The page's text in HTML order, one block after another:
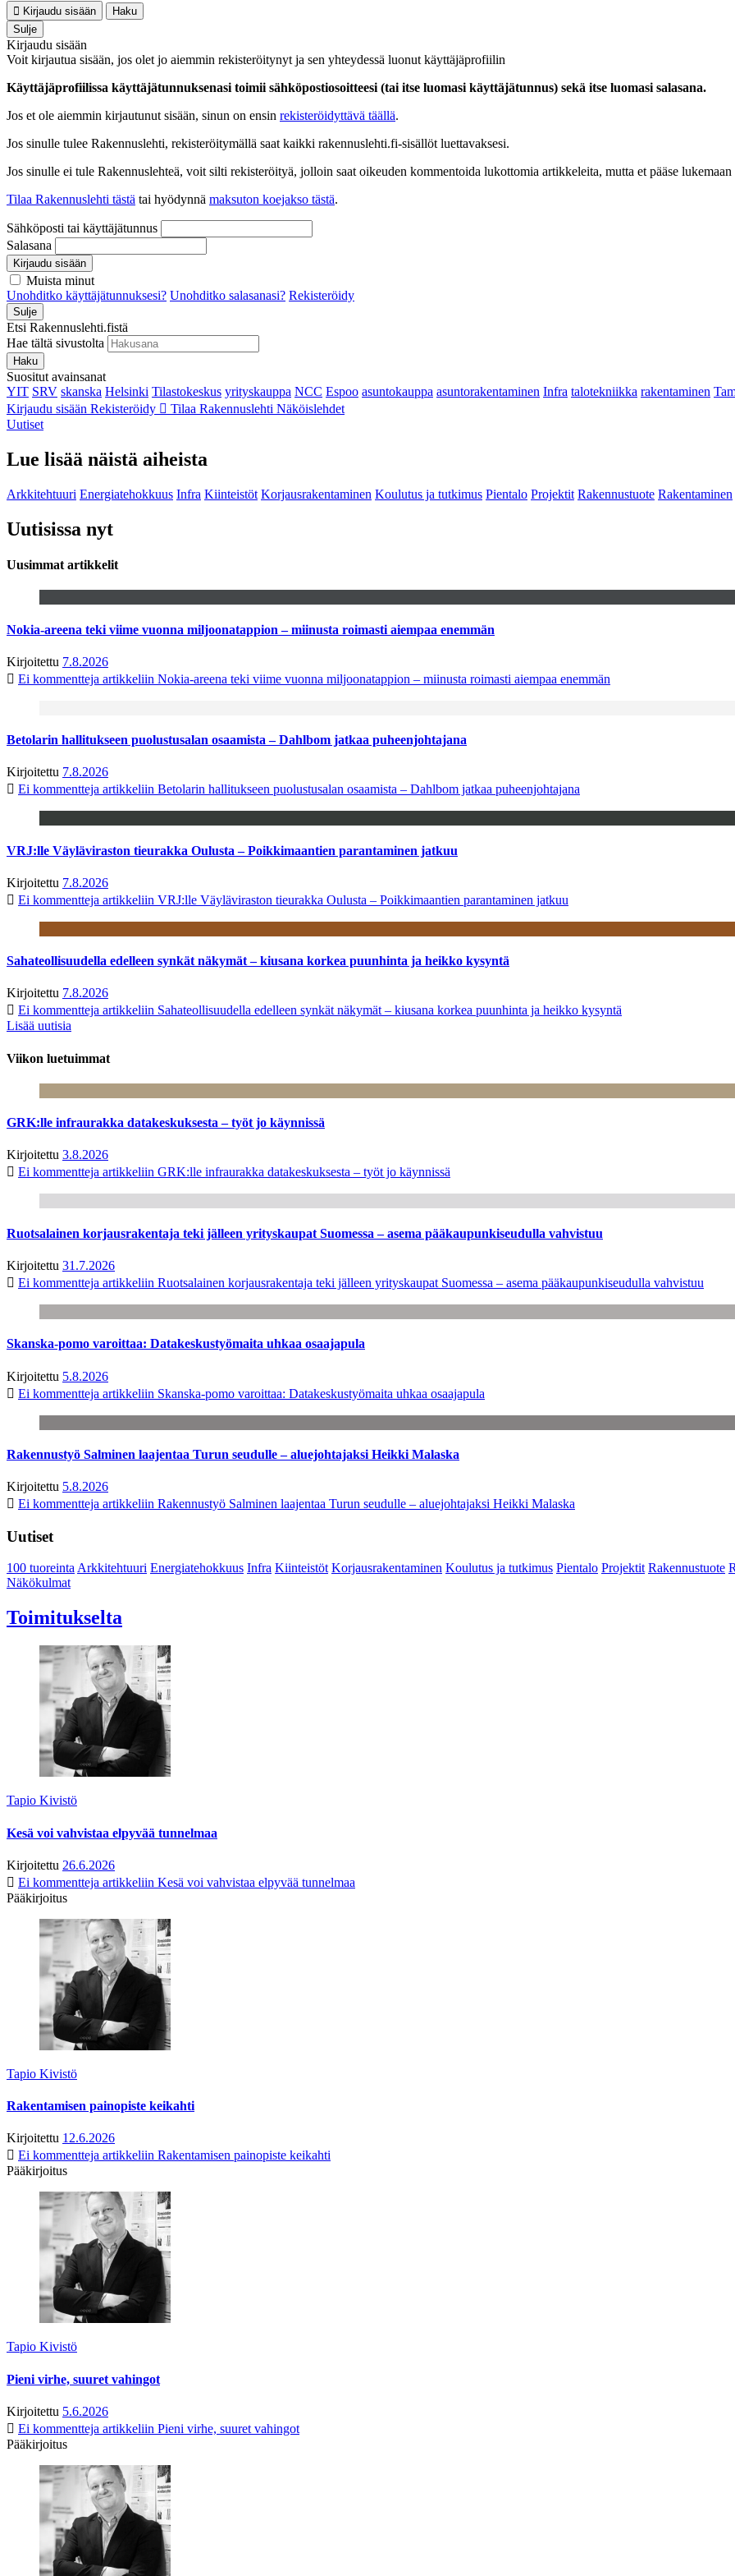
Kirjaudu sisään
Haku
Sulje
Kirjaudu sisään
Voit kirjautua sisään, jos olet jo aiemmin rekisteröitynyt ja sen yhteydessä luonut käyttäjäprofiilin
Käyttäjäprofiilissa käyttäjätunnuksenasi toimii sähköpostiosoitteesi (tai itse luomasi käyttäjätunnus) sekä itse luomasi salasana.
Jos et ole aiemmin kirjautunut sisään, sinun on ensin rekisteröidyttävä täällä.
Jos sinulle tulee Rakennuslehti, rekisteröitymällä saat kaikki rakennuslehti.fi-sisällöt luettavaksesi.
Jos sinulle ei tule Rakennuslehteä, voit silti rekisteröityä, jolloin saat oikeuden kommentoida lukottomia artikkeleita, mutta et pääse
Tilaa Rakennuslehti tästä tai hyödynnä maksuton koejakso tästä.
Sähköposti tai käyttäjätunnus
Salasana
Kirjaudu sisään
Muista minut
Unohditko käyttäjätunnuksesi? Unohditko salasanasi? Rekisteröidy
Sulje
Etsi Rakennuslehti.fistä
Hae tältä sivustolta
Haku
Suositut avainsanat
YIT SRV skanska Helsinki Tilastokeskus yrityskauppa NCC Espoo asuntokauppa asuntorakentaminen Infra talotekniikka rakentaminen
Kirjaudu sisään Rekisteröidy Tilaa Rakennuslehti Näköislehdet
Uutiset
Lue lisää näistä aiheista
Arkkitehtuuri Energiatehokkuus Infra Kiinteistöt Korjausrakentaminen Koulutus ja tutkimus Pientalo Projektit Rakennustuote Rakentaminen
Uutisissa nyt
Uusimmat artikkelit
Nokia-areena teki viime vuonna miljoonatappion – miinusta roimasti aiempaa enemmän
Kirjoitettu 7.8.2026
Ei kommentteja artikkeliin Nokia-areena teki viime vuonna miljoonatappion – miinusta roimasti aiempaa enemmän
Betolarin hallitukseen puolustusalan osaamista – Dahlbom jatkaa puheenjohtajana
Kirjoitettu 7.8.2026
Ei kommentteja artikkeliin Betolarin hallitukseen puolustusalan osaamista – Dahlbom jatkaa puheenjohtajana
VRJ:lle Väyläviraston tieurakka Oulusta – Poikkimaantien parantaminen jatkuu
Kirjoitettu 7.8.2026
Ei kommentteja artikkeliin VRJ:lle Väyläviraston tieurakka Oulusta – Poikkimaantien parantaminen jatkuu
Sahateollisuudella edelleen synkät näkymät – kiusana korkea puunhinta ja heikko kysyntä
Kirjoitettu 7.8.2026
Ei kommentteja artikkeliin Sahateollisuudella edelleen synkät näkymät – kiusana korkea puunhinta ja heikko kysyntä
Lisää uutisia
Viikon luetuimmat
GRK:lle infraurakka datakeskuksesta – työt jo käynnissä
Kirjoitettu 3.8.2026
Ei kommentteja artikkeliin GRK:lle infraurakka datakeskuksesta – työt jo käynnissä
Ruotsalainen korjausrakentaja teki jälleen yrityskaupat Suomessa – asema pääkaupunkiseudulla vahvistuu
Kirjoitettu 31.7.2026
Ei kommentteja artikkeliin Ruotsalainen korjausrakentaja teki jälleen yrityskaupat Suomessa – asema pääkaupunkiseudulla vahvistuu
Skanska-pomo varoittaa: Datakeskustyömaita uhkaa osaajapula
Kirjoitettu 5.8.2026
Ei kommentteja artikkeliin Skanska-pomo varoittaa: Datakeskustyömaita uhkaa osaajapula
Rakennustyö Salminen laajentaa Turun seudulle – aluejohtajaksi Heikki Malaska
Kirjoitettu 5.8.2026
Ei kommentteja artikkeliin Rakennustyö Salminen laajentaa Turun seudulle – aluejohtajaksi Heikki Malaska
Uutiset
100 tuoreintaArkkitehtuuri Energiatehokkuus Infra Kiinteistöt Korjausrakentaminen Koulutus ja tutkimus Pientalo Projektit Rakennustuote
Näkökulmat
Toimitukselta
Tapio Kivistö
Kesä voi vahvistaa elpyvää tunnelmaa
Kirjoitettu 26.6.2026
Ei kommentteja artikkeliin Kesä voi vahvistaa elpyvää tunnelmaa
Pääkirjoitus
Tapio Kivistö
Rakentamisen painopiste keikahti
Kirjoitettu 12.6.2026
Ei kommentteja artikkeliin Rakentamisen painopiste keikahti
Pääkirjoitus
Tapio Kivistö
Pieni virhe, suuret vahingot
Kirjoitettu 5.6.2026
Ei kommentteja artikkeliin Pieni virhe, suuret vahingot
Pääkirjoitus